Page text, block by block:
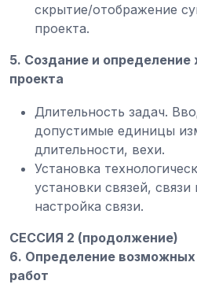
скрытие/отображение
проекта.
5. Создание и определение
проекта
Длительность задач.
допустимые единицы
длительности, вехи.
Установка
установки связей, связи
настройка связи.
СЕССИЯ 2 (продолжение)
6. Определение
работ